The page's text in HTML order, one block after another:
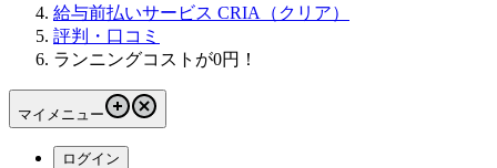
給与前払いサービス CRIA（クリア）
評判・口コミ
ランニングコストが0円！
マイメニュー
ログイン